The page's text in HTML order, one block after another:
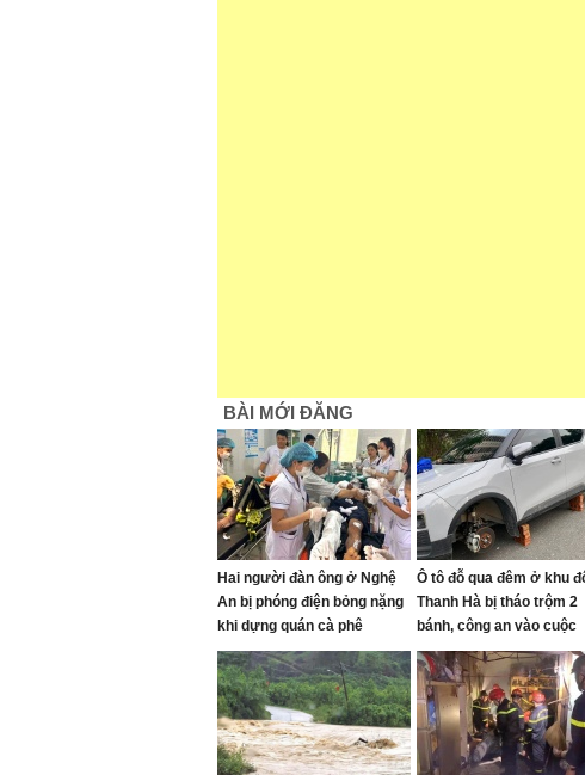
BÀI MỚI ĐĂNG
Hai người đàn ông ở Nghệ
An bị phóng điện bỏng nặng
khi dựng quán cà phê
Ô tô đỗ qua đêm ở khu
Thanh Hà bị tháo trộm 2
bánh, công an vào cuộc